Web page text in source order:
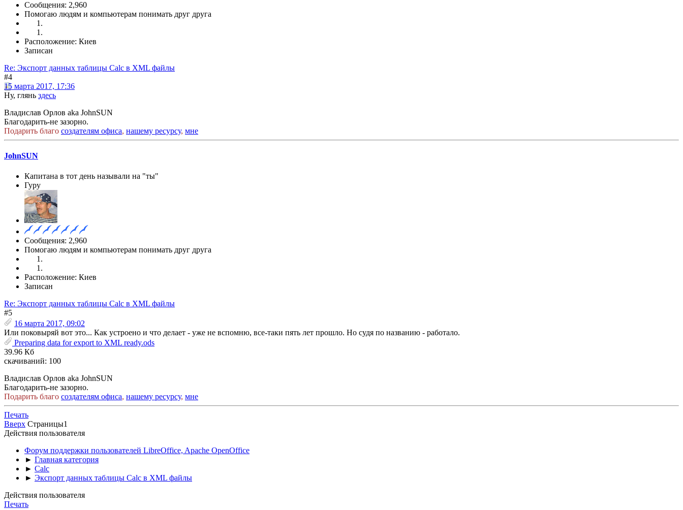
Сообщения: 2,960
Помогаю людям и компьютерам понимать друг друга
Расположение: Киев
Записан
Re: Экспорт данных таблицы Calc в XML файлы
#4
15 марта 2017, 17:36
Ну, глянь здесь
Владислав Орлов aka JohnSUN
Благодарить-не зазорно.
Подарить благо создателям офиса, нашему ресурсу, мне
JohnSUN
Капитана в тот день называли на "ты"
Гуру
Сообщения: 2,960
Помогаю людям и компьютерам понимать друг друга
Расположение: Киев
Записан
Re: Экспорт данных таблицы Calc в XML файлы
#5
16 марта 2017, 09:02
Или поковыряй вот это... Как устроено и что делает - уже не вспомню, все-таки пять лет прошло. Но судя по названию - работало.
Preparing data for export to XML ready.ods
39.96 Кб
скачиваний: 100
Владислав Орлов aka JohnSUN
Благодарить-не зазорно.
Подарить благо создателям офиса, нашему ресурсу, мне
Печать
Вверх Страницы1
Действия пользователя
Форум поддержки пользователей LibreOffice, Apache OpenOffice
► Главная категория
► Calc
► Экспорт данных таблицы Calc в XML файлы
Действия пользователя
Печать